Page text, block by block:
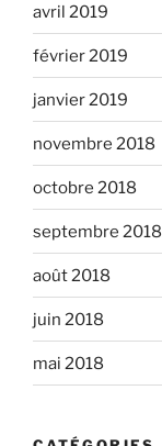
avril 2019
février 2019
janvier 2019
novembre 2018
octobre 2018
septembre 2018
août 2018
juin 2018
mai 2018